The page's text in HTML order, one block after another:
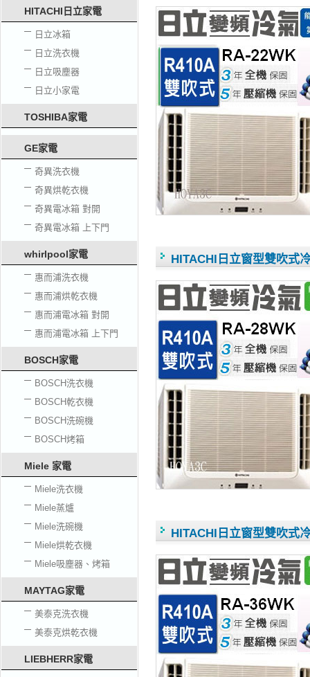
HITACHI日立家電
日立冰箱
日立洗衣機
日立吸塵器
日立小家電
TOSHIBA家電
GE家電
奇異洗衣機
奇異烘乾衣機
奇異電冰箱 對開
奇異電冰箱 上下門
whirlpool家電
惠而浦洗衣機
惠而浦烘乾衣機
惠而浦電冰箱 對開
惠而浦電冰箱 上下門
BOSCH家電
BOSCH洗衣機
BOSCH乾衣機
BOSCH洗碗機
BOSCH烤箱
Miele 家電
Miele洗衣機
Miele蒸爐
Miele洗碗機
Miele烘乾衣機
Miele吸塵器、烤箱
MAYTAG家電
美泰克洗衣機
美泰克烘乾衣機
LIEBHERR家電
HITACHI日立窗型雙吹式
HITACHI日立窗型雙吹式